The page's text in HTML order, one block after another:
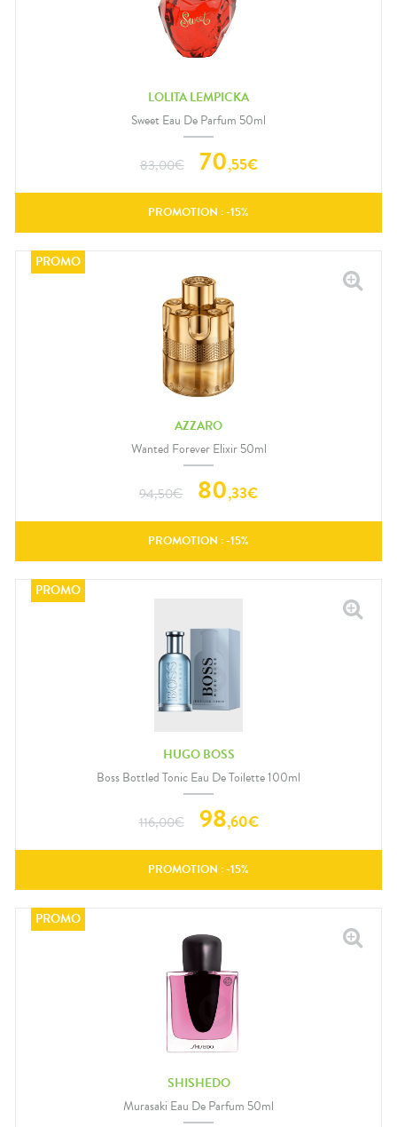
LOLITA LEMPICKA
Sweet Eau De Parfum 50ml
83,00€ 70,55€
PROMOTION : -15%
AZZARO
Wanted Forever Elixir 50ml
94,50€ 80,33€
PROMOTION : -15%
HUGO BOSS
Boss Bottled Tonic Eau De Toilette 100ml
116,00€ 98,60€
PROMOTION : -15%
SHISHEDO
Murasaki Eau De Parfum 50ml